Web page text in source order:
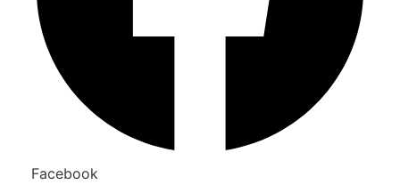
Facebook